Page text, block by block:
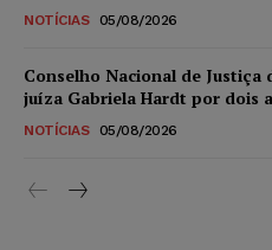
NOTÍCIAS 05/08/2026
Conselho Nacional de
juíza Gabriela Hardt por dois
NOTÍCIAS 05/08/2026